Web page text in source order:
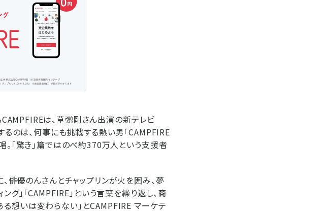
CAMPFIREは、草彅剛さん出演の新テレビ
のは、何事にも挑戦する熱い男「CAMPFIRE
唱。「驚き」篇ではのべ約370万人という支援者
俳優のんさんとチャップリンが火を囲み、夢
グ」「CAMPFIRE」という言葉を繰り返し、商
る想いは変わらない」とCAMPFIRE マーケテ